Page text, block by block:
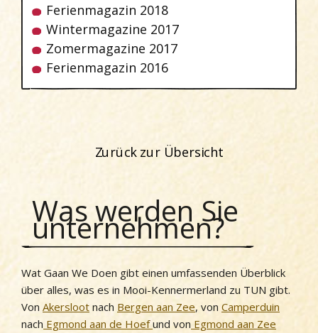
Zurück zur Übersicht
Ferienmagazin 2018
Wintermagazine 2017
Zomermagazine 2017
Ferienmagazin 2016
Was werden Sie
unternehmen?
Wat Gaan We Doen gibt einen umfassenden Überblick
über alles, was es in Mooi-Kennermerland zu TUN gibt.
Von Akersloot nach Bergen aan Zee, von Camperduin
nach Egmond aan de Hoefund von Egmond aan Zee